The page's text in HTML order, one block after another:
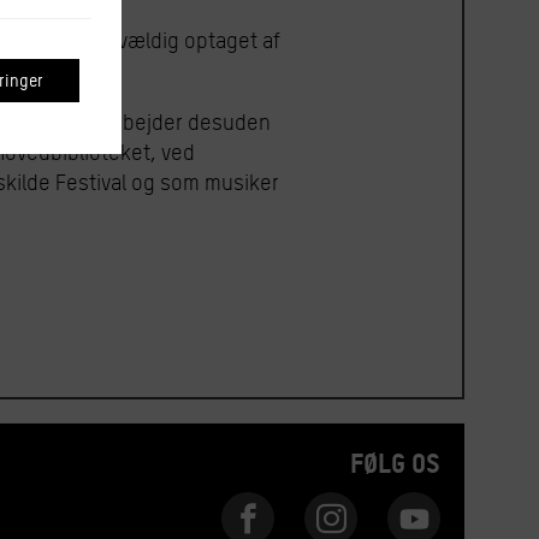
og hun er vældig optaget af
Hun arbejder desuden
ved
Festival og som musiker
FØLG OS